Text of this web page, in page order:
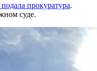
прокуратура.
суде.